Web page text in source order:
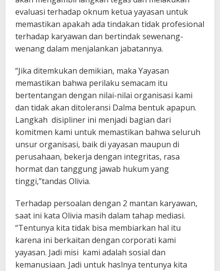
evaluasi terhadap oknum ketua yayasan untuk
memastikan apakah ada tindakan tidak profesional
terhadap karyawan dan bertindak sewenang-
wenang dalam menjalankan jabatannya.
“Jika ditemkukan demikian, maka Yayasan
memastikan bahwa perilaku semacam itu
bertentangan dengan nilai-nilai organisasi kami
dan tidak akan ditoleransi Dalma bentuk apapun.
Langkah disipliner ini menjadi bagian dari
komitmen kami untuk memastikan bahwa seluruh
unsur organisasi, baik di yayasan maupun di
perusahaan, bekerja dengan integritas, rasa
hormat dan tanggung jawab hukum yang
tinggi,”tandas Olivia.
Terhadap persoalan dengan 2 mantan karyawan,
saat ini kata Olivia masih dalam tahap mediasi.
“Tentunya kita tidak bisa membiarkan hal itu
karena ini berkaitan dengan corporati kami
yayasan. Jadi misi kami adalah sosial dan
kemanusiaan. Jadi untuk haslnya tentunya kita